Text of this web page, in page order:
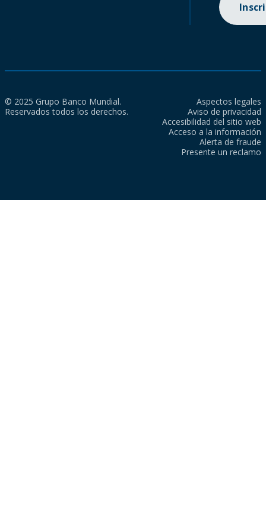
© 2025 Grupo Banco Mundial.
Reservados todos los derechos.
Aspectos legales
Aviso de privacidad
Accesibilidad del sitio web
Acceso a la información
Alerta de fraude
Presente un reclamo